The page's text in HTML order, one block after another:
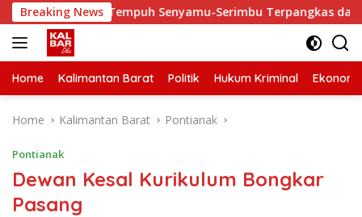
Skip
to
content
Breaking News
Waktu Tempuh Senyamu-Serimbu Terpangkas dari 2 Jam
Home Kalimantan Barat Politik Hukum Kriminal Ekonomi
Home Kalimantan Barat Pontianak
Pontianak
Dewan Kesal Kurikulum Bongkar
Pasang